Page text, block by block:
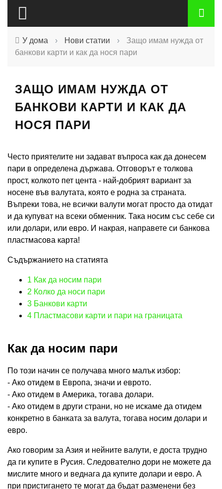
У дома › Нови статии ›
Защо имам нужда от
банкови карти и как да нося пари
ЗАЩО ИМАМ НУЖДА ОТ
БАНКОВИ КАРТИ И КАК ДА
НОСЯ ПАРИ
Често приятелите ни задават въпроса как да донесем
пари в определена държава. Отговорът е толкова
прост, колкото пет цента - най-добрият вариант за
носене във валутата, която е родна за страната.
Въпреки това, не всички валути могат просто да отидат
и да купуват на всеки обменник. Така носим със себе си
или долари, или евро. И накрая, направете си банкова
пластмасова карта!
Съдържанието на статията
1 Как да носим пари
2 Колко да носи пари
3 Банкови карти
4 Пластмасови карти и пари на границата
Как да носим пари
По този начин се получава много малък избор:
- Ако отидем в Европа, значи и еврото.
- Ако отидем в Америка, тогава долари.
- Ако отидем в други страни, но не искаме да отидем
конкретно в банката за валута, тогава носим долари и
евро.
Ако говорим за Азия и нейните валути, е доста трудно
да ги купите в Русия. Следователно дори не можете да
мислите много и веднага да купите долари и евро. А
при пристигането те могат да бъдат разменени без